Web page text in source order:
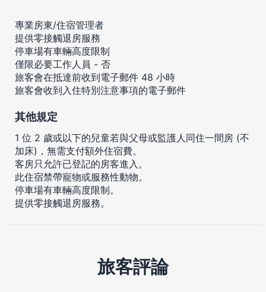
專業房東/住宿管理者
提供零接觸退房服務
停車場有車輛高度限制
僅限必要工作人員 - 否
旅客會在抵達前收到電子郵件 48 小時
旅客會收到入住特別注意事項的電子郵件
其他規定
1 位 2 歲或以下的兒童若與父母或監護人同住一間房 (不
加床)，無需支付額外住宿費。
客房只允許已登記的房客進入。
此住宿禁帶寵物或服務性動物。
停車場有車輛高度限制。
提供零接觸退房服務。
旅客評論